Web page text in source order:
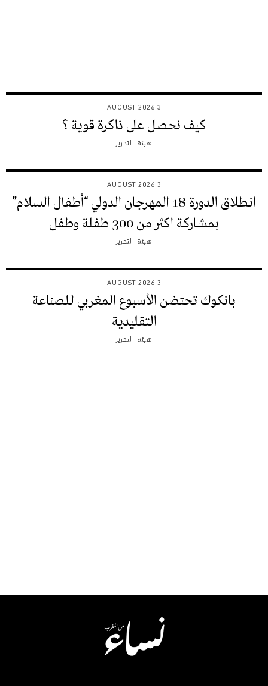
3 AUGUST 2026
كيف نحصل على ذاكرة قوية ؟
هيئة التحرير
3 AUGUST 2026
انطلاق الدورة 18 المهرجان الدولي “أطفال السلام”
بمشاركة اكثر من 300 طفلة وطفل
هيئة التحرير
3 AUGUST 2026
بانكوك تحتضن الأسبوع المغربي للصناعة
التقليدية
هيئة التحرير